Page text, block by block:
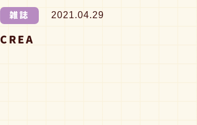
雑誌 2021.04.29
CREA